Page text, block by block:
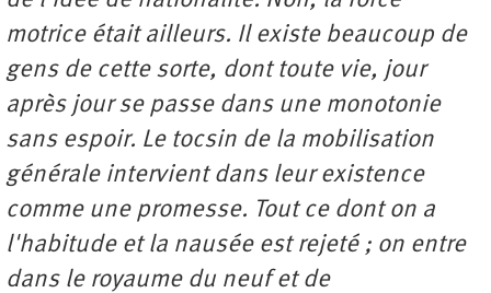
motrice était ailleurs. Il existe beaucoup de
gens de cette sorte, dont toute vie, jour
après jour se passe dans une monotonie
sans espoir. Le tocsin de la mobilisation
générale intervient dans leur existence
comme une promesse. Tout ce dont on a
l'habitude et la nausée est rejeté ; on entre
dans le royaume du neuf et de